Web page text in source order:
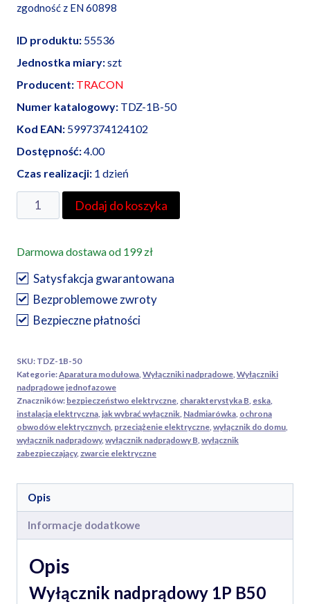
zgodność z EN 60898
ID produktu: 55536
Jednostka miary:szt
Producent: TRACON
Numer katalogowy: TDZ-1B-50
Kod EAN: 5997374124102
Dostępność:4.00
Czas realizacji: 1 dzień
ilość
Wyłącznik
B50
6kA
1-
polowy,
TDZ-
50
TRACON
Dodaj do koszyka
Darmowa dostawa od 199 zł
Satysfakcja gwarantowana
Bezproblemowe zwroty
Bezpieczne płatności
SKU: TDZ-1B-50
Kategorie:Aparatura modułowa Wyłączniki nadprądowe Wyłączniki
nadprądowe jednofazowe
Znaczników: bezpieczeństwo elektryczne charakterystyka B eska
instalacja elektryczna jak wybrać wyłącznik Nadmiarówka ochrona
obwodów elektrycznych przeciążenie elektryczne wyłącznik do domu
wyłącznik nadprądowy, wyłącznik nadprądowy B wyłącznik
zabezpieczający, zwarcie elektryczne
Opis
Informacje dodatkowe
Opis
Wyłącznik nadprądowy 1P B50